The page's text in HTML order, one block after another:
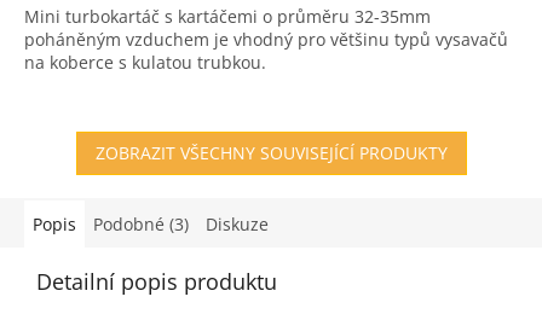
z
5
hvězdiček.
Mini turbokartáč s kartáčemi o průměru 32-35mm
poháněným vzduchem je vhodný pro většinu typů vysavačů
na koberce s kulatou trubkou.
ZOBRAZIT VŠECHNY SOUVISEJÍCÍ PRODUKTY
Popis Podobné (3) Diskuze
Detailní popis produktu